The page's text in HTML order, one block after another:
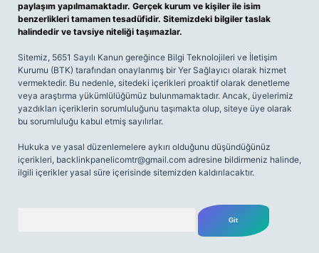
paylaşım yapılmamaktadır. Gerçek kurum ve kişiler ile isim
benzerlikleri tamamen tesadüfidir. Sitemizdeki bilgiler taslak
halindedir ve tavsiye niteliği taşımazlar.
Sitemiz, 5651 Sayılı Kanun gereğince Bilgi Teknolojileri ve İletişim
Kurumu (BTK) tarafından onaylanmış bir Yer Sağlayıcı olarak hizmet
vermektedir. Bu nedenle, sitedeki içerikleri proaktif olarak denetleme
veya araştırma yükümlülüğümüz bulunmamaktadır. Ancak, üyelerimiz
yazdıkları içeriklerin sorumluluğunu taşımakta olup, siteye üye olarak
bu sorumluluğu kabul etmiş sayılırlar.
Hukuka ve yasal düzenlemelere aykırı olduğunu düşündüğünüz
içerikleri, backlinkpanelicomtr@gmail.com adresine bildirmeniz halinde,
ilgili içerikler yasal süre içerisinde sitemizden kaldırılacaktır.